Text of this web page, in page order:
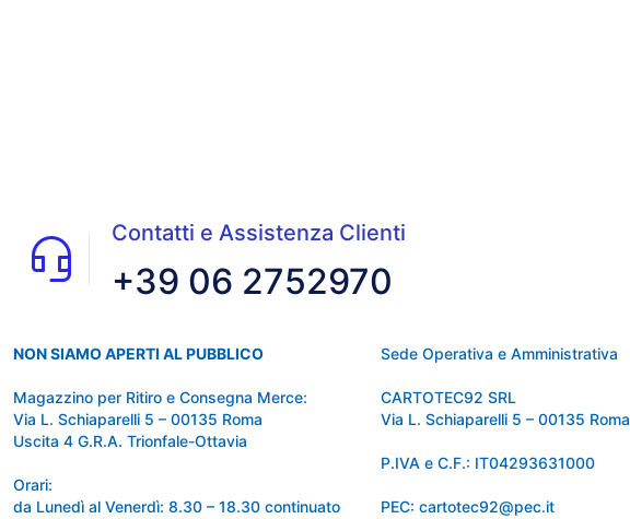
Contatti e Assistenza Clienti
+39 06 2752970
NON SIAMO APERTI AL PUBBLICO
Magazzino per Ritiro e Consegna Merce:
Via L. Schiaparelli 5 – 00135 Roma
Uscita 4 G.R.A. Trionfale-Ottavia
Orari:
da Lunedì al Venerdì: 8.30 – 18.30 continuato
Sede Operativa e Amministrativa
CARTOTEC92 SRL
Via L. Schiaparelli 5 – 00135 Roma
P.IVA e C.F.: IT04293631000
PEC: cartotec92@pec.it